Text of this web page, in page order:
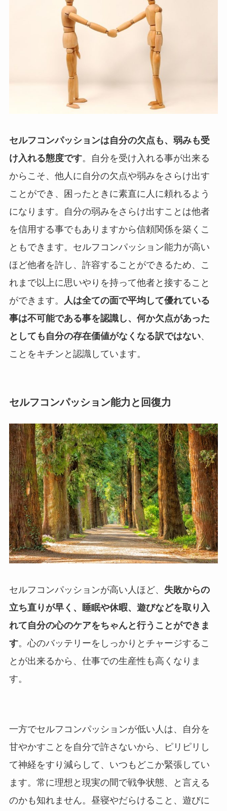
セルフコンパッションは自分の欠点も、弱みも受
け入れる態度です。自分を受け入れる事が出来る
からこそ、他人に自分の欠点や弱みをさらけ出す
ことができ、困ったときに素直に人に頼れるよう
になります。自分の弱みをさらけ出すことは他者
を信用する事でもありますから信頼関係を築くこ
ともできます。セルフコンパッション能力が高い
ほど他者を許し、許容することができるため、こ
れまで以上に思いやりを持って他者と接すること
ができます。
人は全ての面で平均して優れている
事は不可能である事を認識し、何か欠点があった
としても自分の存在価値がなくなる訳ではない、
ことをキチンと認識しています。
セルフコンパッション能力と回復力
セルフコンパッションが高い人ほど、 失敗からの
立ち直りが早く、睡眠や休暇、遊びなどを取り入
れて自分の心のケアをちゃんと行うことができま
す。心のバッテリーをしっかりとチャージするこ
とが出来るから、仕事での生産性も高くなりま
す。
一方でセルフコンパッションが低い人は、自分を
甘やかすことを自分で許さないから、ピリピリし
て神経をすり減らして、いつもどこか緊張してい
ます。常に理想と現実の間で戦争状態、と言える
のかも知れません。昼寝やだらけること、遊びに